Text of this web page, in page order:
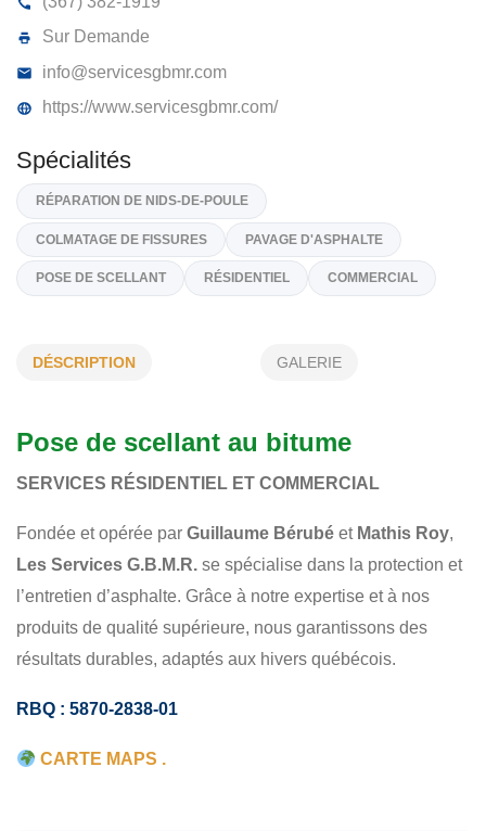
LES ENTREPRISES G.B.M.R. INC
4775, Rte Sainte-Geneviève, APP 115, Québec
(367) 382-1919
info@servicesgbmr.com
https://www.servicesgbmr.com/
Spécialités
COLMATAGE DE FISSURES PAVAGE D'ASPHALTE
POSE DE SCELLANT RÉSIDENTIEL COMMERCIAL
DÉSCRIPTION GALERIE
Pose de scellant au bitume
SERVICES RÉSIDENTIEL ET COMMERCIAL
Fondée et opérée par Guillaume Bérubé et Mathis Roy,
Les Services G.B.M.R. se spécialise dans la protection et
l’entretien d’asphalte. Grâce à notre expertise et à nos
produits de qualité supérieure, nous garantissons des
résultats durables, adaptés aux hivers québécois.
RBQ : 5870-2838-01
CARTE MAPS .